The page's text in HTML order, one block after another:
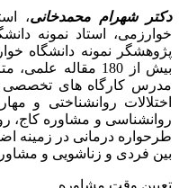
دکتر شهرام محمدخانی،
مدرس کارگاه­ های تخصصی
اختلالات روانشناختی و
طرحواره درمانی در
بین فردی و زناشویی و
تعیین وقت مشاوره